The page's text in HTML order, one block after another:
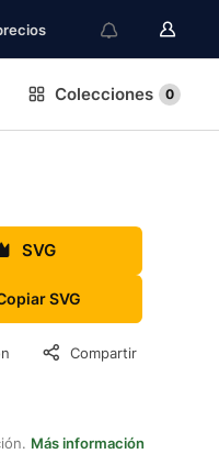
Colecciones 0
SVG
SVG
Compartir
Más información